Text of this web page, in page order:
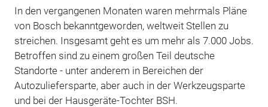
In den vergangenen Monaten waren mehrmals Pläne
von Bosch bekanntgeworden, weltweit Stellen zu
streichen. Insgesamt geht es um mehr als 7.000 Jobs.
Betroffen sind zu einem großen Teil deutsche
Standorte - unter anderem in Bereichen der
Autozuliefersparte, aber auch in der Werkzeugsparte
und bei der Hausgeräte-Tochter BSH.